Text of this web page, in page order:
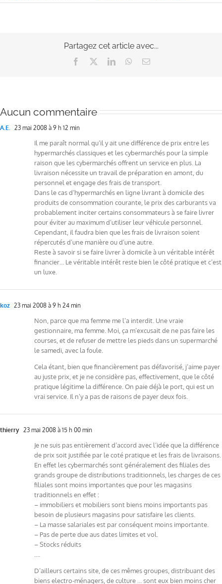
Partagez cet article avec...
Facebook LinkedInWhatsApp
Email
Aucun commentaire
A.E. 23 mai 2008 à 9 h 12 min
Il me paraît normal qu’il y ait une différence de prix entre les
hypermarchés classiques et les cybermarchés pour la simple
raison que les cybermarchés offrent un service en plus. La
livraison nécessite un travail de préparation en amont, du
personnel et engage des frais de transport.
Dans le cas d’hypermarchés en ligne livrant à domicile des
produits de consommation courante, le prix des carburants va
probablement inciter certains consommateurs à se faire livrer
pour éviter au maximum d’utiliser leur véhicule personnel.
Cependant, il faudra bien que les frais de livraison soient
répercutés d’une manière ou d’une autre.
Reste à savoir si se faire livrer à domicile à un véritable intérêt
financier… Le véritable intérêt reste bien le côté pratique et c’est
un luxe.
koz 23 mai 2008 à 9 h 24 min
Non, parce que ma femme me l’a interdit. Une vraie
gestionnaire, ma femme. Moi, ça m’excusait de ne pas faire les
courses, et de refuser de mettre les pieds dans un supermarché
le samedi, avec la foule.
Cela étant, bien que financièrement pas défavorisé, j’aime payer
au juste prix, et je ne considère pas, effectivement, que le côté
pratique légitime la différence. On paie déjà le port, qui est un
vrai service. Il n’y a pas de raisons de payer deux fois.
thierry 23 mai 2008 à 15 h 00 min
Je ne suis pas entièrement d’accord avec l’idée que la différence
de prix soit justifiée par le coté pratique et les frais de livraisons.
En effet les cybermarchés sont généralement des filiales des
grands groupe de distributions traditionnels, les charges de ces
filiales sont moins importantes que pour les magasins
traditionnels en effet :
– immobiliers et mobiliers sont biens moins importants pas
besoin de plusieurs magasins pour satisfaire les clients.
– La masse salariales est par conséquent moins importante.
– Pas de perte due aus dates limites et vol.
– Stocks réduits
D’ailleurs certains site, de ces mêmes groupes, distribuant des
biens electro-ménagers, de culture … sont eux bien moins cher